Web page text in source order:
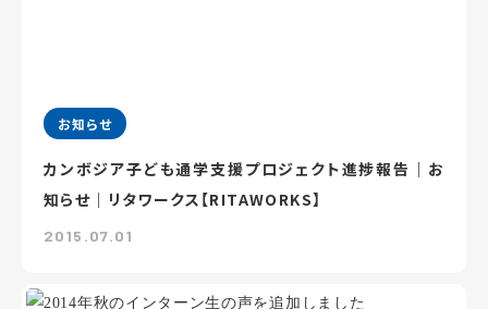
お知らせ
カンボジア子ども通学支援プロジェクト進捗報告｜お
知らせ｜リタワークス【RITAWORKS】
2015.07.01